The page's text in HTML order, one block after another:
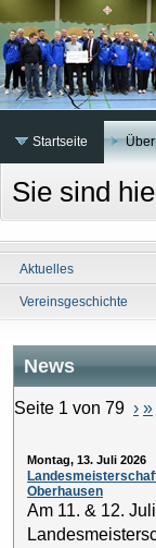
Startseite
Sie sind
Aktuelles
Vereinsgeschichte
News
Seite 1 von 79 › »
Montag, 13. Juli 2026
Oberhausen
Am 11. & 12.